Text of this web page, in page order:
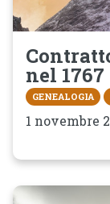
nel 1767
GENEALOGIA
1 novembre